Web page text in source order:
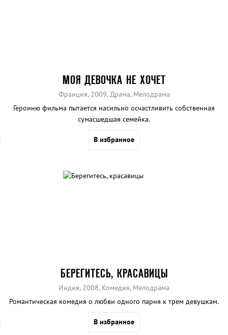
МОЯ ДЕВОЧКА НЕ ХОЧЕТ
Франция, 2009, Драма, Мелодрама
Героиню фильма пытается насильно осчастливить собственная
сумасшедшая семейка.
В избранное
БЕРЕГИТЕСЬ, КРАСАВИЦЫ
Индия, 2008, Комедия, Мелодрама
Романтическая комедия о любви одного парня к трем девушкам.
В избранное